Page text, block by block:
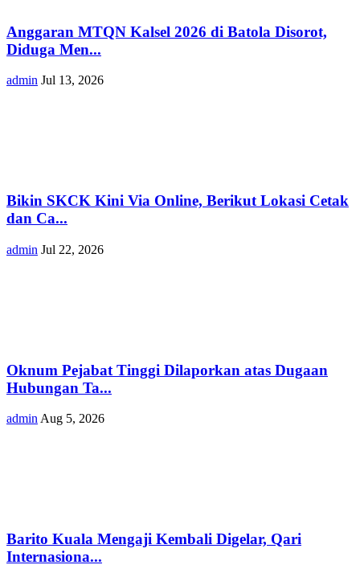
Anggaran MTQN Kalsel 2026 di Batola Disorot,
Diduga Men...
admin Jul 13, 2026
Bikin SKCK Kini Via Online, Berikut Lokasi Cetak
dan Ca...
admin Jul 22, 2026
Oknum Pejabat Tinggi Dilaporkan atas Dugaan
Hubungan Ta...
admin Aug 5, 2026
Barito Kuala Mengaji Kembali Digelar, Qari
Internasiona...